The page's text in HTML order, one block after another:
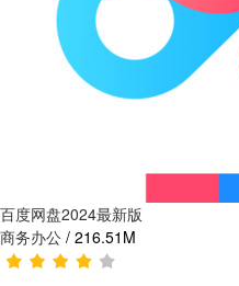
百度网盘2024最新版
商务办公 / 216.51M